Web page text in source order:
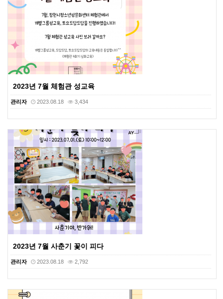
2023년 7월 체험관 성교육
관리자 2023.08.18 3,434
2023년 7월 사춘기 꽃이 피다
관리자 2023.08.18 2,792